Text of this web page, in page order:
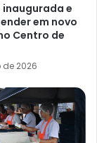
inaugurada e
em novo
Centro de
de 2026